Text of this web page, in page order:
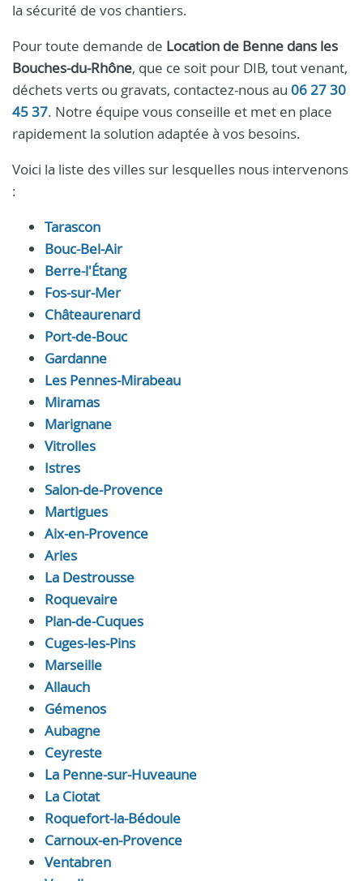
la sécurité de vos chantiers.
Pour toute demande de Location de Benne dans les
Bouches-du-Rhône, que ce soit pour DIB, tout venant,
déchets verts ou gravats, contactez-nous au 06 27 30
45 37. Notre équipe vous conseille et met en place
rapidement la solution adaptée à vos besoins.
Voici la liste des villes sur lesquelles nous intervenons
:
Tarascon
Bouc-Bel-Air
Berre-l'Étang
Fos-sur-Mer
Châteaurenard
Port-de-Bouc
Gardanne
Les Pennes-Mirabeau
Miramas
Marignane
Vitrolles
Istres
Salon-de-Provence
Martigues
Aix-en-Provence
Arles
La Destrousse
Roquevaire
Plan-de-Cuques
Cuges-les-Pins
Marseille
Allauch
Gémenos
Aubagne
Ceyreste
La Penne-sur-Huveaune
La Ciotat
Roquefort-la-Bédoule
Carnoux-en-Provence
Ventabren